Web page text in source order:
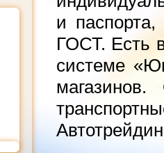
и
ГОСТ. Есть
системе